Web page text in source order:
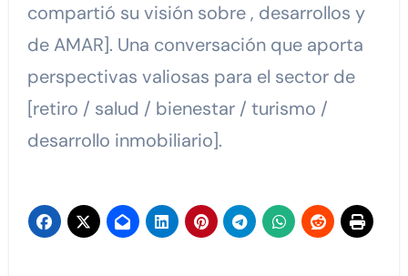
compartió su visión sobre , desarrollos y
de AMAR]. Una conversación que aporta
perspectivas valiosas para el sector de
[retiro / salud / bienestar / turismo /
desarrollo inmobiliario].